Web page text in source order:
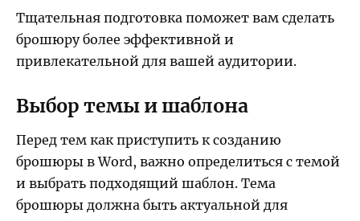
Тщательная подготовка поможет вам сделать
брошюру более эффективной и
привлекательной для вашей аудитории.
Выбор темы и шаблона
Перед тем как приступить к созданию
брошюры в Word, важно определиться с темой
и выбрать подходящий шаблон. Тема
брошюры должна быть актуальной для